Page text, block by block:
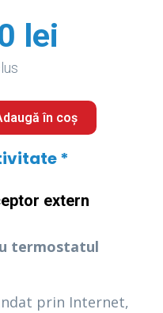
lei
în coș
*
extern
termostatul
prin Internet,